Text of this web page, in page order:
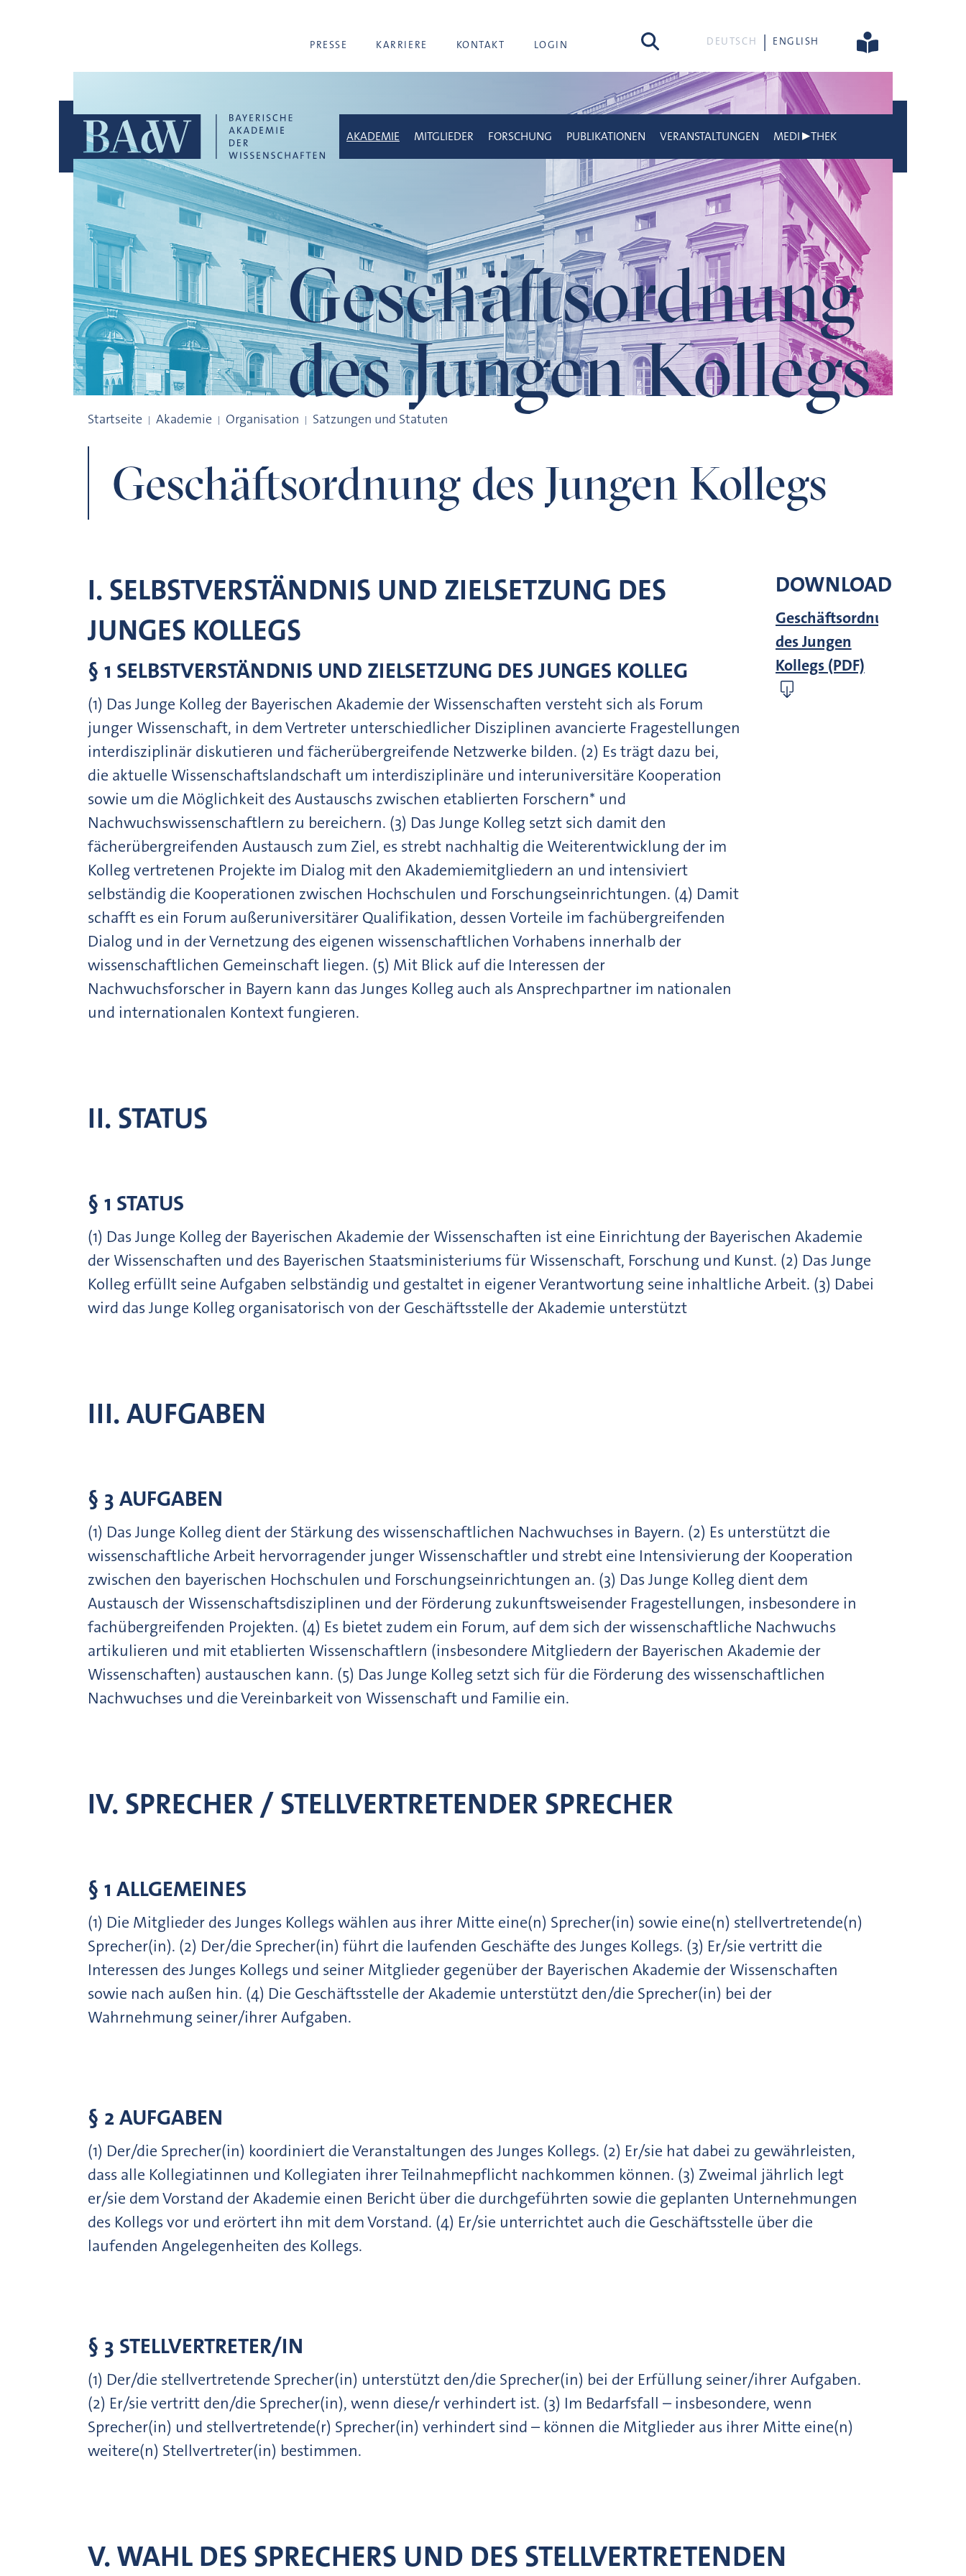
PRESSE KARRIERE KONTAKT LOGIN Suche DEUTSCH ENGLISH
Geschäftsordnung
des Jungen Kollegs
AKADEMIE MITGLIEDER FORSCHUNG PUBLIKATIONEN VERANSTALTUNGEN MEDI▶THEK
Startseite Akademie Organisation Satzungen und Statuten
Geschäftsordnung des Jungen Kollegs
I. SELBSTVERSTÄNDNIS UND ZIELSETZUNG DES
JUNGES KOLLEGS
§ 1 SELBSTVERSTÄNDNIS UND ZIELSETZUNG DES JUNGES KOLLEG
(1) Das Junge Kolleg der Bayerischen Akademie der Wissenschaften versteht sich als Forum
junger Wissenschaft, in dem Vertreter unterschiedlicher Disziplinen avancierte Fragestellungen
interdisziplinär diskutieren und fächerübergreifende Netzwerke bilden. (2) Es trägt dazu bei,
die aktuelle Wissenschaftslandschaft um interdisziplinäre und interuniversitäre Kooperation
sowie um die Möglichkeit des Austauschs zwischen etablierten Forschern* und
Nachwuchswissenschaftlern zu bereichern. (3) Das Junge Kolleg setzt sich damit den
fächerübergreifenden Austausch zum Ziel, es strebt nachhaltig die Weiterentwicklung der im
Kolleg vertretenen Projekte im Dialog mit den Akademiemitgliedern an und intensiviert
selbständig die Kooperationen zwischen Hochschulen und Forschungseinrichtungen. (4) Damit
schafft es ein Forum außeruniversitärer Qualifikation, dessen Vorteile im fachübergreifenden
Dialog und in der Vernetzung des eigenen wissenschaftlichen Vorhabens innerhalb der
wissenschaftlichen Gemeinschaft liegen. (5) Mit Blick auf die Interessen der
Nachwuchsforscher in Bayern kann das Junges Kolleg auch als Ansprechpartner im nationalen
und internationalen Kontext fungieren.
DOWNLOAD
Geschäftsordnung
des Jungen
Kollegs (PDF)
II. STATUS
§ 1 STATUS
(1) Das Junge Kolleg der Bayerischen Akademie der Wissenschaften ist eine Einrichtung der Bayerischen Akademie
der Wissenschaften und des Bayerischen Staatsministeriums für Wissenschaft, Forschung und Kunst. (2) Das Junge
Kolleg erfüllt seine Aufgaben selbständig und gestaltet in eigener Verantwortung seine inhaltliche Arbeit. (3) Dabei
wird das Junge Kolleg organisatorisch von der Geschäftsstelle der Akademie unterstützt
III. AUFGABEN
§ 3 AUFGABEN
(1) Das Junge Kolleg dient der Stärkung des wissenschaftlichen Nachwuchses in Bayern. (2) Es unterstützt die
wissenschaftliche Arbeit hervorragender junger Wissenschaftler und strebt eine Intensivierung der Kooperation
zwischen den bayerischen Hochschulen und Forschungseinrichtungen an. (3) Das Junge Kolleg dient dem
Austausch der Wissenschaftsdisziplinen und der Förderung zukunftsweisender Fragestellungen, insbesondere in
fachübergreifenden Projekten. (4) Es bietet zudem ein Forum, auf dem sich der wissenschaftliche Nachwuchs
artikulieren und mit etablierten Wissenschaftlern (insbesondere Mitgliedern der Bayerischen Akademie der
Wissenschaften) austauschen kann. (5) Das Junge Kolleg setzt sich für die Förderung des wissenschaftlichen
Nachwuchses und die Vereinbarkeit von Wissenschaft und Familie ein.
IV. SPRECHER / STELLVERTRETENDER SPRECHER
§ 1 ALLGEMEINES
(1) Die Mitglieder des Junges Kollegs wählen aus ihrer Mitte eine(n) Sprecher(in) sowie eine(n) stellvertretende(n)
Sprecher(in). (2) Der/die Sprecher(in) führt die laufenden Geschäfte des Junges Kollegs. (3) Er/sie vertritt die
Interessen des Junges Kollegs und seiner Mitglieder gegenüber der Bayerischen Akademie der Wissenschaften
sowie nach außen hin. (4) Die Geschäftsstelle der Akademie unterstützt den/die Sprecher(in) bei der
Wahrnehmung seiner/ihrer Aufgaben.
§ 2 AUFGABEN
(1) Der/die Sprecher(in) koordiniert die Veranstaltungen des Junges Kollegs. (2) Er/sie hat dabei zu gewährleisten,
dass alle Kollegiatinnen und Kollegiaten ihrer Teilnahmepflicht nachkommen können. (3) Zweimal jährlich legt
er/sie dem Vorstand der Akademie einen Bericht über die durchgeführten sowie die geplanten Unternehmungen
des Kollegs vor und erörtert ihn mit dem Vorstand. (4) Er/sie unterrichtet auch die Geschäftsstelle über die
laufenden Angelegenheiten des Kollegs.
§ 3 STELLVERTRETER/IN
(1) Der/die stellvertretende Sprecher(in) unterstützt den/die Sprecher(in) bei der Erfüllung seiner/ihrer Aufgaben.
(2) Er/sie vertritt den/die Sprecher(in), wenn diese/r verhindert ist. (3) Im Bedarfsfall – insbesondere, wenn
Sprecher(in) und stellvertretende(r) Sprecher(in) verhindert sind – können die Mitglieder aus ihrer Mitte eine(n)
weitere(n) Stellvertreter(in) bestimmen.
V. WAHL DES SPRECHERS UND DES STELLVERTRETENDEN